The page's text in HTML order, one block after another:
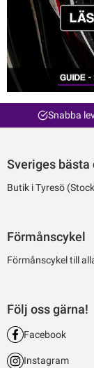
Snabba
Sveriges
Butik i Tyresö
Förmånscykel
Förmånscykel till
Följ oss gärna!
Facebook
Instagram